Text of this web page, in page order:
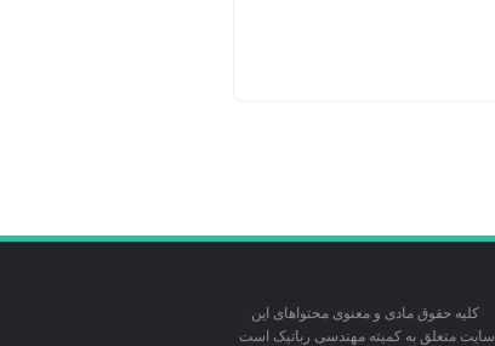
کلیه حقوق مادی و معنوی محتواهای این
سایت متعلق به کمیته مهندسی رباتیک است